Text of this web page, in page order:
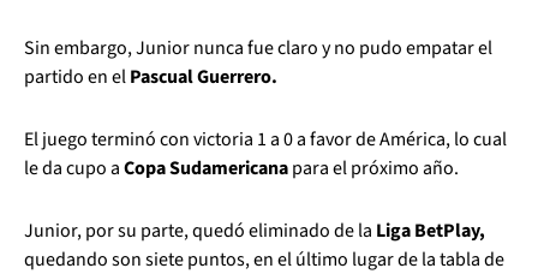
Sin embargo, Junior nunca fue claro y no pudo empatar el
partido en elPascual Guerrero.
El juego terminó con victoria 1 a 0 a favor de América, lo cual
le da cupo aCopa Sudamericanapara el próximo año.
Junior, por su parte, quedó eliminado de la Liga BetPlay,
quedando son siete puntos, en el último lugar de la tabla de